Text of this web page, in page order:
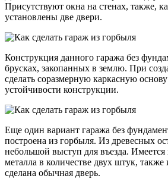
Присутствуют окна на стенах, также,
установлены две двери.
Конструкция данного гаража без
брусках, закопанных в землю. При
сделать соразмерную каркасную
устойчивости конструкции.
Еще один вариант гаража без
построена из горбыля. Из древесных
небольшой выступ для въезда. Имеется
металла в количестве двух штук, также
сделана обычная дверь.